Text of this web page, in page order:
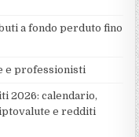
a fondo perduto fino
e professionisti
2026: calendario,
e redditi